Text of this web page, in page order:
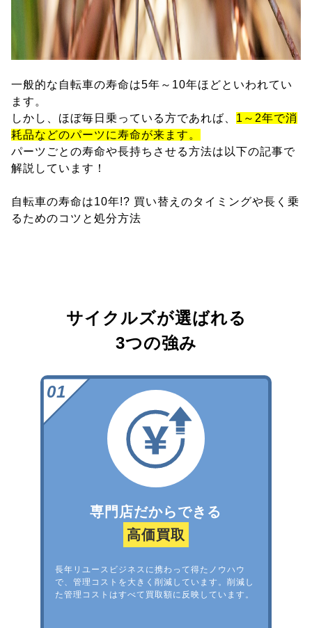
一般的な自転車の寿命は5年～10年ほどといわれてい
ます。
しかし、ほぼ毎日乗っている方であれば、 1～2年で消
耗品などのパーツに寿命が来ます。
パーツごとの寿命や長持ちさせる方法は以下の記事で
解説しています！
自転車の寿命は10年!? 買い替えのタイミングや長く乗
るためのコツと処分方法
サイクルズが選ばれる
3つの強み
専門店だからできる
高価買取
長年リユースビジネスに携わって得たノウハウ
で、管理コストを大きく削減しています。削減し
た管理コストはすべて買取額に反映しています。